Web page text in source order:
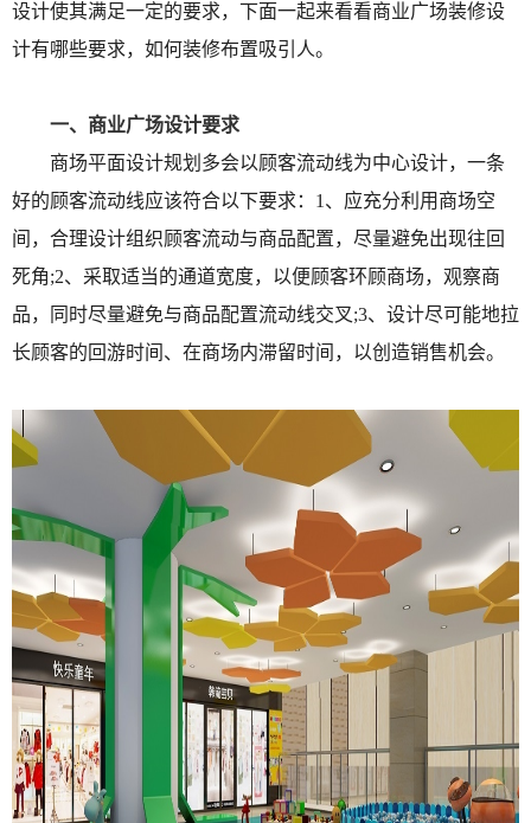
设计使其满足一定的要求，下面一起来看看商业广场装修设
计有哪些要求，如何装修布置吸引人。
一、商业广场设计要求
商场平面设计规划多会以顾客流动线为中心设计，一条
好的顾客流动线应该符合以下要求：1、应充分利用商场空
间，合理设计组织顾客流动与商品配置，尽量避免出现往回
死角;2、采取适当的通道宽度，以便顾客环顾商场，观察商
品，同时尽量避免与商品配置流动线交叉;3、设计尽可能地拉
长顾客的回游时间、在商场内滞留时间，以创造销售机会。